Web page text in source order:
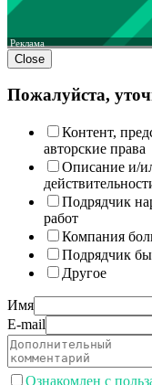
Реклама
Close
Пожалуйста,
Контент,
авторские права
Описание и/
Подрядчик
работ
Компания
Подрядчик
Другое
Имя
E-mail
Ознакомлен с